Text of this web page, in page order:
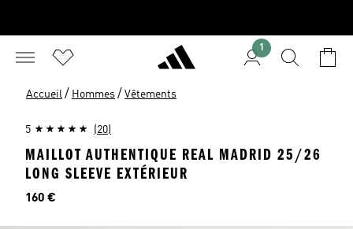
1
Accueil / Hommes / Vêtements
5 (20)
MAILLOT AUTHENTIQUE REAL MADRID 25/26
LONG SLEEVE EXTÉRIEUR
Prix
160 €